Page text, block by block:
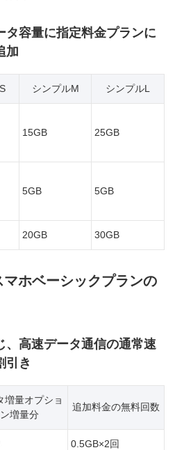
タ容量に指定料金プランに
加
シンプルM シンプルL
15GB 25GB
5GB 5GB
20GB 30GB
ホベーシックプランの
、高速データ通信の通常速
引き
増量オプショ
ン増量分
追加料金の無料回数
0.5GB×2回